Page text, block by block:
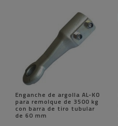
Enganche de argolla AL-KO
para remolque de 3500 kg
con barra de tiro tubular
de 60 mm